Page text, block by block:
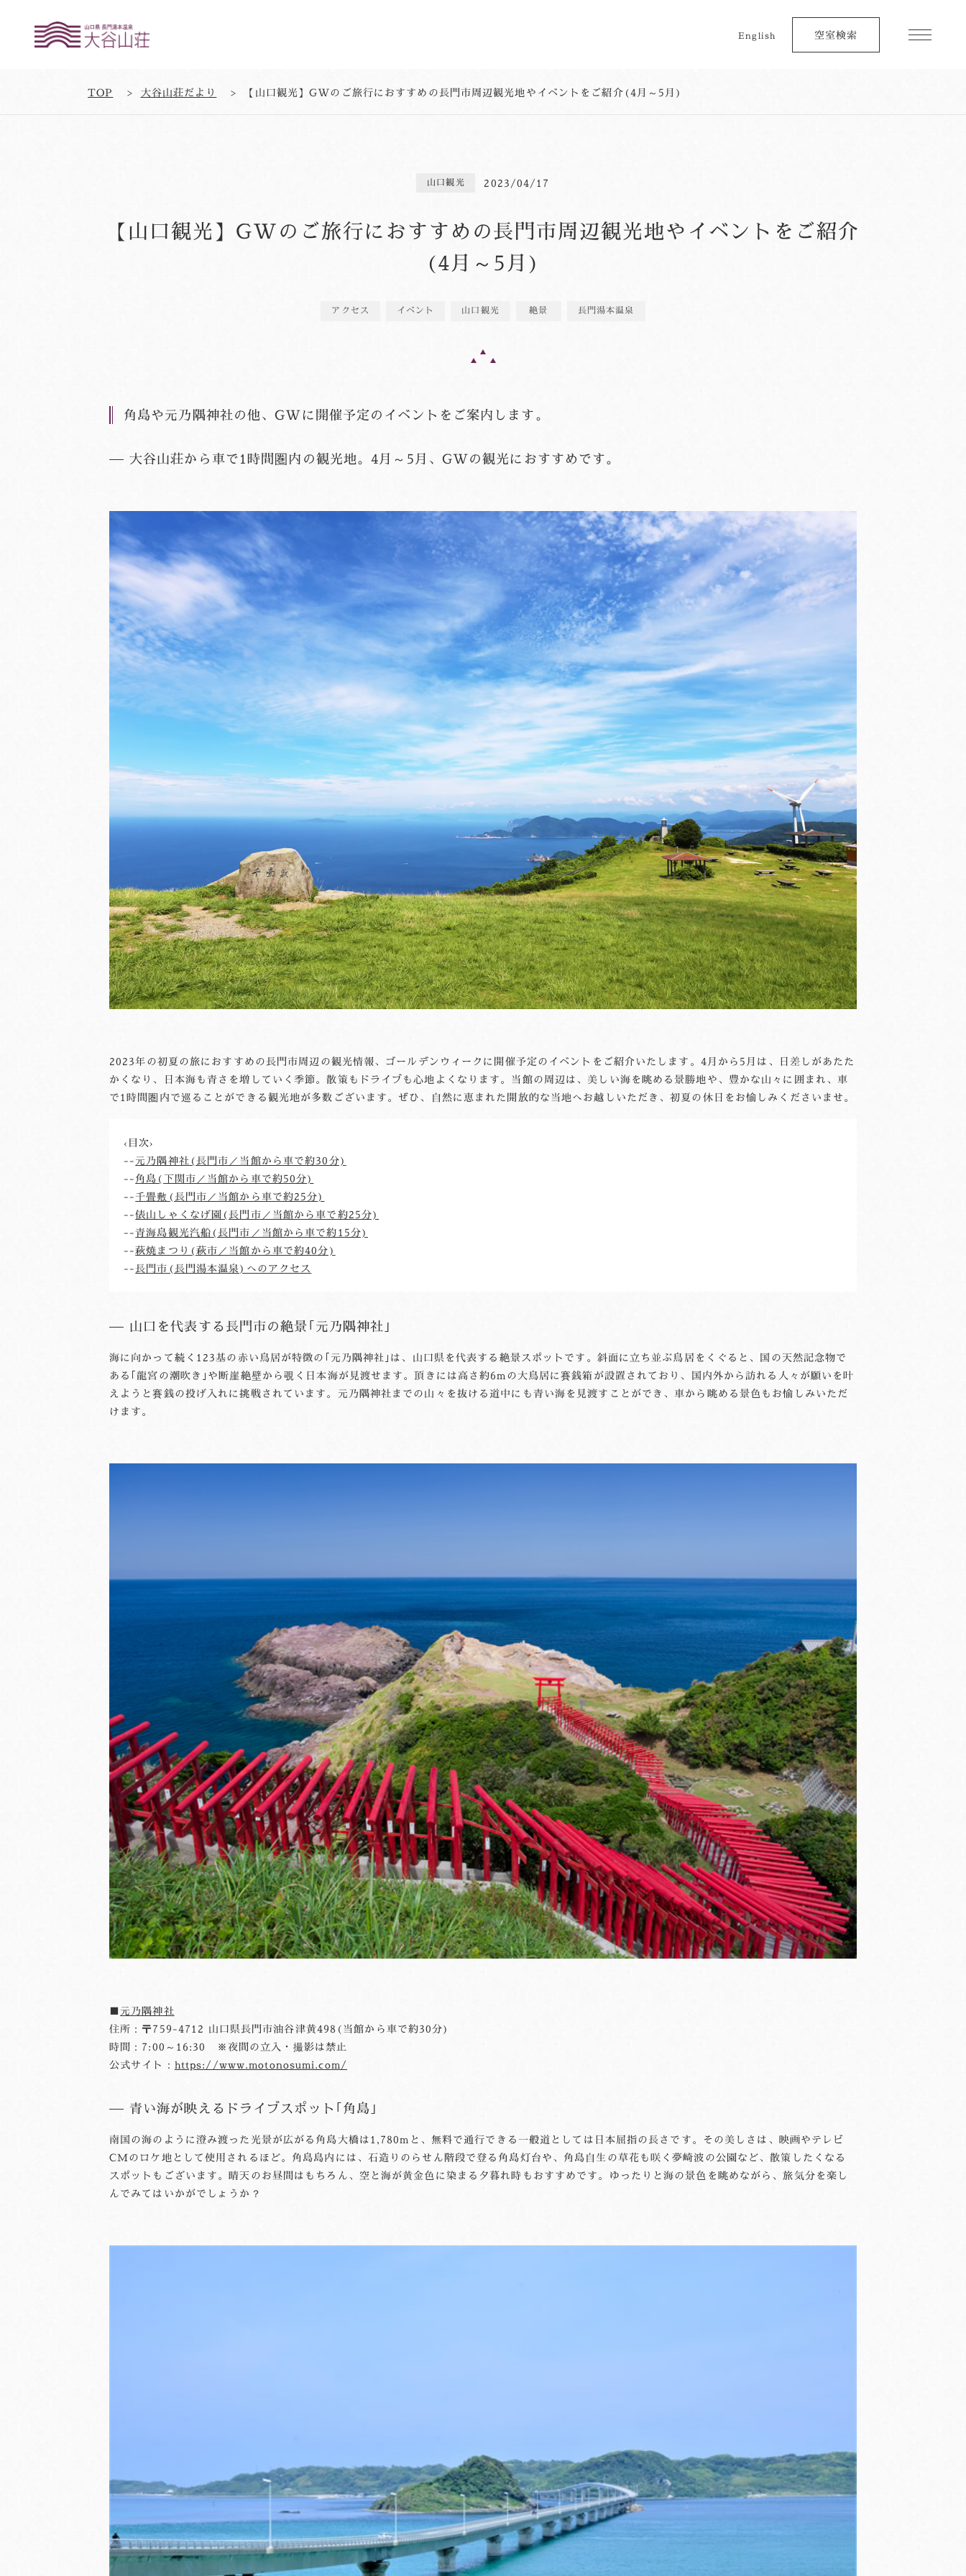
English 空室検索
TOP 大谷山荘だより 【山口観光】GWのご旅行におすすめの長門市周辺観光地やイベントをご紹介(4月～5月)
山口観光 2023/04/17
【山口観光】GWのご旅行におすすめの長門市周辺観光地やイベントをご紹介
(4月～5月)
アクセス イベント 山口観光 絶景 長門湯本温泉
角島や元乃隅神社の他、GWに開催予定のイベントをご案内します。
大谷山荘から車で1時間圏内の観光地。4月～5月、GWの観光におすすめです。
2023年の初夏の旅におすすめの長門市周辺の観光情報、ゴールデンウィークに開催予定のイベントをご紹介いたします。4月から5月は、日差しがあたた
かくなり、日本海も青さを増していく季節。散策もドライブも心地よくなります。当館の周辺は、美しい海を眺める景勝地や、豊かな山々に囲まれ、車
で1時間圏内で巡ることができる観光地が多数ございます。ぜひ、自然に恵まれた開放的な当地へお越しいただき、初夏の休日をお愉しみくださいませ。
‹目次›
--元乃隅神社(長門市／当館から車で約30分)
--角島(下関市／当館から車で約50分)
--千畳敷(長門市／当館から車で約25分)
--俵山しゃくなげ園(長門市／当館から車で約25分)
--青海島観光汽船(長門市／当館から車で約15分)
--萩焼まつり(萩市／当館から車で約40分)
--長門市(長門湯本温泉)へのアクセス
山口を代表する長門市の絶景｢元乃隅神社｣
海に向かって続く123基の赤い鳥居が特徴の｢元乃隅神社｣は、山口県を代表する絶景スポットです。斜面に立ち並ぶ鳥居をくぐると、国の天然記念物で
ある｢龍宮の潮吹き｣や断崖絶壁から覗く日本海が見渡せます。頂きには高さ約6mの大鳥居に賽銭箱が設置されており、国内外から訪れる人々が願いを叶
えようと賽銭の投げ入れに挑戦されています。元乃隅神社までの山々を抜ける道中にも青い海を見渡すことができ、車から眺める景色もお愉しみいただ
けます。
■元乃隅神社
住所：〒759-4712 山口県長門市油谷津黄498(当館から車で約30分)
時間：7:00～16:30 ※夜間の立入・撮影は禁止
公式サイト： https://www.motonosumi.com/
青い海が映えるドライブスポット｢角島｣
南国の海のように澄み渡った光景が広がる角島大橋は1,780mと、無料で通行できる一般道としては日本屈指の長さです。その美しさは、映画やテレビ
CMのロケ地として使用されるほど。角島島内には、石造りのらせん階段で登る角島灯台や、角島自生の草花も咲く夢崎波の公園など、散策したくなる
スポットもございます。晴天のお昼間はもちろん、空と海が黄金色に染まる夕暮れ時もおすすめです。ゆったりと海の景色を眺めながら、旅気分を楽し
んでみてはいかがでしょうか？